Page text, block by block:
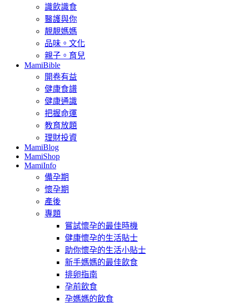
識飲識食
醫護與你
靚靚媽媽
品味。文化
親子。育兒
MamiBible
開卷有益
健康食譜
健康通識
把握命運
教育放題
理財投資
MamiBlog
MamiShop
MamiInfo
備孕期
懷孕期
產後
專題
嘗試懷孕的最佳時機
健康懷孕的生活貼士
助你懷孕的生活小貼士
新手媽媽的最佳飲食
排卵指南
孕前飲食
孕媽媽的飲食